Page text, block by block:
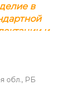
в
и
матрас
обл., РБ